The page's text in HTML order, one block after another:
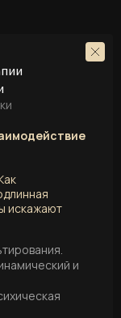
искажают
и